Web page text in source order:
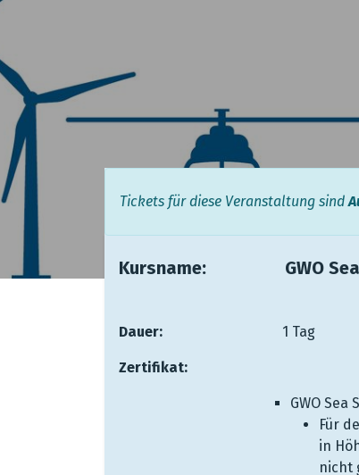
Tickets für diese Veranstaltung sind
Kursname: ​ ​ ​ ​​ ​GWO
Dauer: ​1 Tag
Zertifikat:
GWO
Für
in
nicht